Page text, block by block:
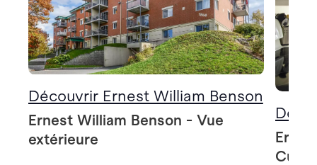
Découvrir Ernest William Benson
Ernest William Benson - Vue
extérieure